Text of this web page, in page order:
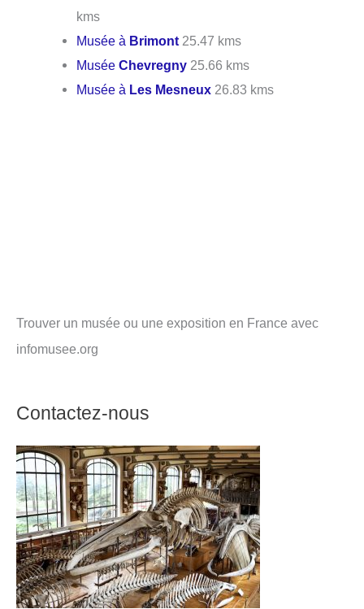
kms
Musée à Brimont 25.47 kms
MuséeChevregny 25.66 kms
Musée à Les Mesneux 26.83 kms
Trouver un musée ou une exposition en France avec
infomusee.org
Contactez-nous